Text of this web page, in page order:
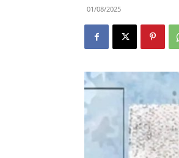
01/08/2025